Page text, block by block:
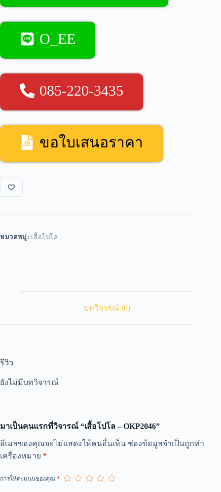
O_EE
085-220-3435
ขอใบเสนอราคา
หมวดหมู่: เสื้อโปโล
บทวิจารณ์ (0)
รีวิว
ยังไม่มีบทวิจารณ์
มาเป็นคนแรกที่วิจารณ์ “เสื้อโปโล – OKP2046”
อีเมลของคุณจะไม่แสดงให้คนอื่นเห็น ช่องข้อมูลจำเป็นถูกทำ
เครื่องหมาย *
การให้คะแนนของคุณ *
A
t
r